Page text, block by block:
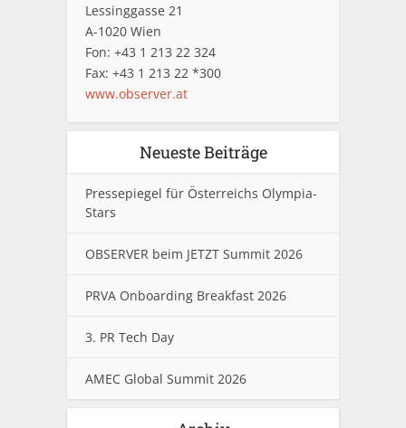
Lessinggasse 21
A-1020 Wien
Fon: +43 1 213 22 324
Fax: +43 1 213 22 *300
www.observer.at
Neueste Beiträge
Pressepiegel für Österreichs Olympia-
Stars
OBSERVER beim JETZT Summit 2026
PRVA Onboarding Breakfast 2026
3. PR Tech Day
AMEC Global Summit 2026